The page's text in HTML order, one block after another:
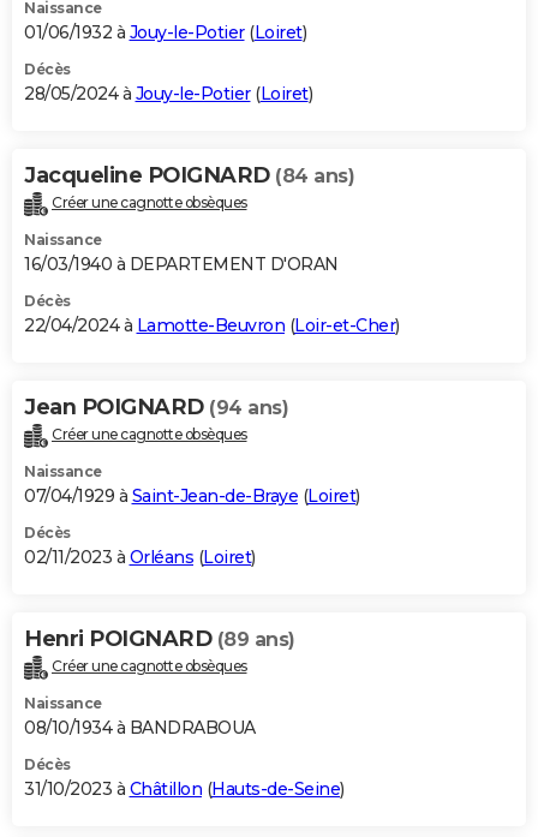
Naissance
01/06/1932 à Jouy-le-Potier(Loiret)
Décès
28/05/2024 à Jouy-le-Potier(Loiret)
Jacqueline POIGNARD (84 ans)
Créer une cagnotte obsèques
Naissance
16/03/1940 à DEPARTEMENT D'ORAN
Décès
22/04/2024 à Lamotte-Beuvron (Loir-et-Cher)
Jean POIGNARD (94 ans)
Créer une cagnotte obsèques
Naissance
07/04/1929 à Saint-Jean-de-Braye (Loiret)
Décès
02/11/2023 à Orléans (Loiret)
Henri POIGNARD (89 ans)
Créer une cagnotte obsèques
Naissance
08/10/1934 à BANDRABOUA
Décès
31/10/2023 à Châtillon (Hauts-de-Seine)